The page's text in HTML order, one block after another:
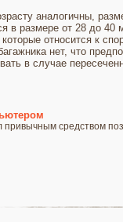
аналогичны,
в размере от 28 до
относится к
нет, что
в случае
привычным средством